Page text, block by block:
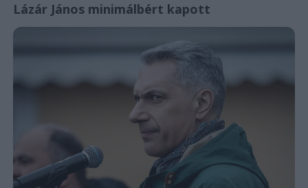
Lázár János minimálbért kapott